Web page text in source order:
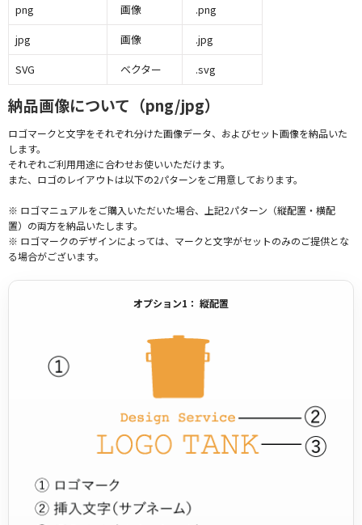
png
画像
.png
jpg
画像
.jpg
SVG
ベクター .svg
納品画像について（png/jpg）
ロゴマークと文字をそれぞれ分けた画像データ、およびセット画像を納品いた
します。
それぞれご利用用途に合わせお使いいただけます。
また、ロゴのレイアウトは以下の2パターンをご用意しております。
※ ロゴマニュアルをご購入いただいた場合、上記2パターン（縦配置・横配
置）の両方を納品いたします。
※ ロゴマークのデザインによっては、マークと文字がセットのみのご提供とな
る場合がございます。
オプション1： 縦配置